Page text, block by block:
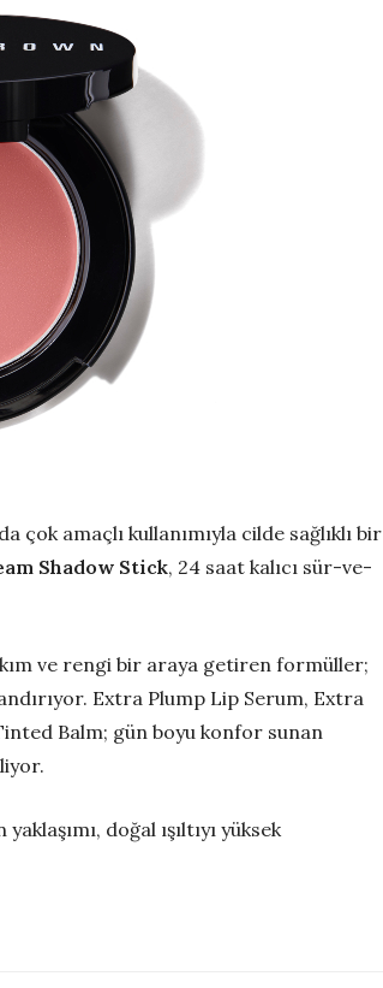
çok amaçlı kullanımıyla cilde sağlıklı bir
Shadow Stick, 24 saat kalıcı sür-ve-
ve rengi bir araya getiren formüller;
Extra Plump Lip Serum, Extra
Balm; gün boyu konfor sunan
doğal ışıltıyı yüksek